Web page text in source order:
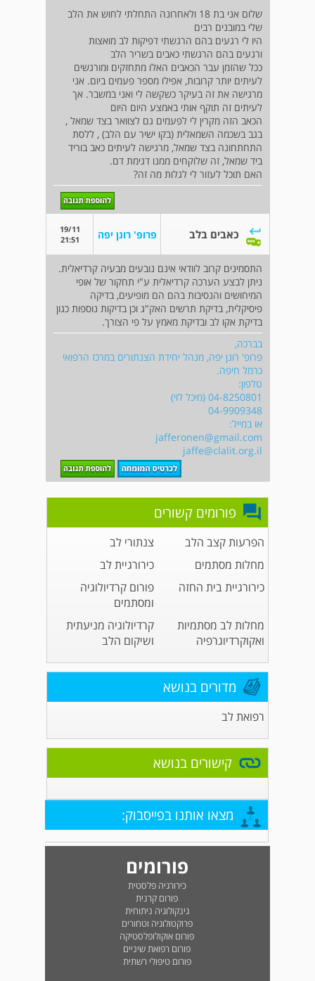
שלום אני בת 18 ולאחרונה התחלתי לחוש את הלב
שלי במובנים רבים
היו לי רגעים בהם הרגשתי דפיקות לב מואצות
ורגעים בהם הרגשתי כאבים בשריר הלב
ככל שהזמן עבר הכאבים האלו מתחזקים ומורגשים
לעיתים יותר קרובות, אפילו מספר פעמים ביום. אני
מרגישה את זה בעיקר כשקשה לי ואני במשבר. אך
לעיתים זה תוקף אותי באמצע היום היום
הכאב הזה מקרין לי לפעמים גם לצוואר בצד שמאל ,
בגב בשכמה השמאלית (בקו ישיר עם הלב) , ללסת
התחתחונה בצד שמאל, מרגישה לעיתים כאב בוריד
ביד שמאל, זה שלוקחים ממנו דגימת דם.
האם תוכל לעזור לי לגלות מה זה?
כאבים בלב פרופ' רונן יפה
19/11
21:51
התסמינים קרוב לוודאי אינם נובעים מבעיה קרדיאלית.
ניתן לבצע הערכה קרדיאלית ע"י תחקור של אופי
המיחושים והנסיבות בהם הם מופיעים, בדיקה
פיסיקלית, בדיקת תרשים האק"ג וכן בדיקות נוספות כגון
בדיקת אקו לב ובדיקת מאמץ על פי הצורך.
בברכה,
פרופ' רונן יפה, מנהל יחידת הצנתורים במרכז הרפואי
כרמל חיפה.
טלפון:
04-8250801 (מיכל לוי)
04-9909348
או במייל:
jafferonen@gmail.com
jaffe@clalit.org.il
פורומים קשורים
הפרעות קצב הלב
צנתורי לב
מחלות מסתמים
כירורגיית לב
כירורגיית בית החזה
פורום קרדיולוגיה
ומסתמים
מחלות לב מסתמיות
ואקוקרדיוגרפיה
קרדיולוגיה מניעתית
ושיקום הלב
מדורים בנושא
רפואת לב
קישורים בנושא
מצאו אותנו בפייסבוק:
פורומים
כירורגיה פלסטית
פורום קרנית
גינקולוגיה ניתוחית
פרוקטולוגיה וטחורים
פורום אוקולופלסטיקה
פורום רפואת שיניים
פורום טיפולי רשתית